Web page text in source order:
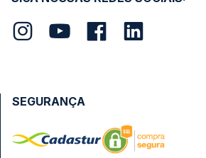
SEGURANÇA